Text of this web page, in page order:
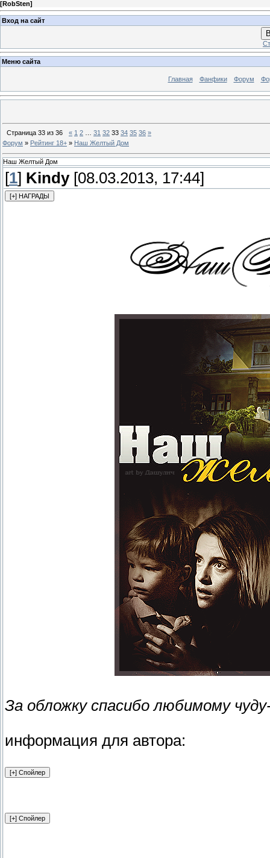
[RobSten]
Вход на сайт
Меню сайта
Главная Фанфики Форум
Страница 33 из 36 « 1 2 31 32 33 34 35 36 »
Форум » Рейтинг 18+ » Наш Желтый Дом
Наш Желтый Дом
[1] Kindy[08.03.2013, 17:44]
За обложку спасибо любимому
информация для автора: